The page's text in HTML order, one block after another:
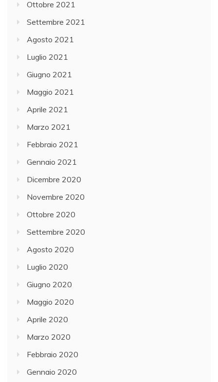
Ottobre 2021
Settembre 2021
Agosto 2021
Luglio 2021
Giugno 2021
Maggio 2021
Aprile 2021
Marzo 2021
Febbraio 2021
Gennaio 2021
Dicembre 2020
Novembre 2020
Ottobre 2020
Settembre 2020
Agosto 2020
Luglio 2020
Giugno 2020
Maggio 2020
Aprile 2020
Marzo 2020
Febbraio 2020
Gennaio 2020